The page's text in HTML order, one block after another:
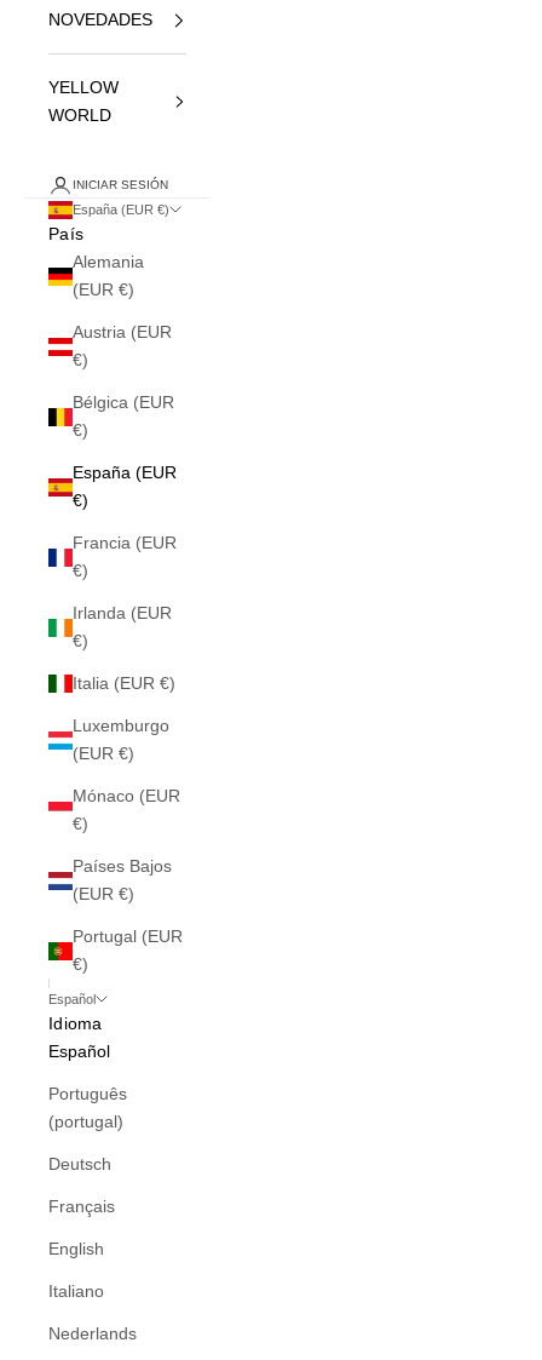
NOVEDADES
YELLOW
WORLD
INICIAR SESIÓN
España (EUR €)
País
Alemania
(EUR €)
Austria (EUR
€)
Bélgica (EUR
€)
España (EUR
€)
Francia (EUR
€)
Irlanda (EUR
€)
Italia (EUR €)
Luxemburgo
(EUR €)
Mónaco (EUR
€)
Países Bajos
(EUR €)
Portugal (EUR
€)
Español
Idioma
Español
Português
(portugal)
Deutsch
Français
English
Italiano
Nederlands